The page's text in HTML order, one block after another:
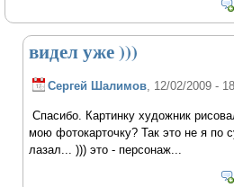
видел уже )))
Сергей Шалимов, 12/02/2009 -
Спасибо. Картинку художник
мою фотокарточку? Так это не я по
лазал... ))) это - персонаж...